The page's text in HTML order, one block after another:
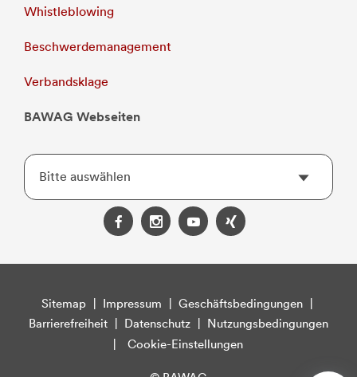
Whistleblowing
Beschwerdemanagement
Verbandsklage
BAWAG Webseiten
Bitte auswählen
Sitemap Impressum Geschäftsbedingungen
Barrierefreiheit
Datenschutz
Nutzungsbedingungen
Cookie-Einstellungen